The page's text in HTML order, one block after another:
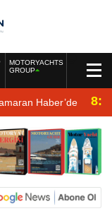
MOTORYACHTS
GROUP
Haber’de